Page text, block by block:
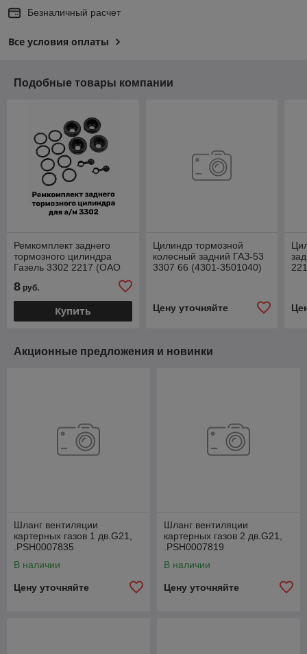
Безналичный расчет
Все условия оплаты
Подобные товары компании
Ремкомплект заднего
тормозного цилиндра
Газель 3302 2217 (ОАО
8 руб.
Купить
Цилиндр тормозной
колесный задний ГАЗ-53
3307 66 (4301-3501040)
Цену уточняйте
Акционные предложения и новинки
Шланг вентиляции
картерных газов 1 дв.G21,
.РSН0007835
В наличии
Цену уточняйте
Шланг вентиляции
картерных газов 2 дв.G21,
.РSН0007819
В наличии
Цену уточняйте